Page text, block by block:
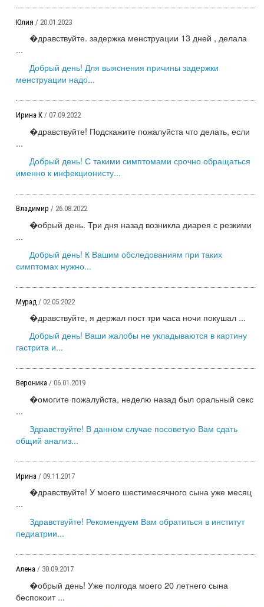
Юлия / 20.01.2023
�дравствуйте. задержка менструации 13 дней , делала
...
Добрый день! Для выяснения причины задержки
менструации надо...
Ирина К / 07.09.2022
�дравствуйте! Подскажите пожалуйста что делать, если
...
Добрый день! С такими симптомами срочно обращаться
именно к инфекционисту...
Владимир / 26.08.2022
�обрый день. Три дня назад возникла диарея с резкими
...
Добрый день! К Вашим обследованиям при таких
симптомах нужно...
Мурад / 02.05.2022
�дравствуйте, я держал пост три часа ночи покушал ...
Добрый день! Ваши жалобы не укладываются в картину
гастрита и...
Вероника / 06.01.2019
�омогите пожалуйста, неделю назад был оральный секс
...
Здравствуйте! В данном случае посоветую Вам сдать
общий анализ...
Ирина / 09.11.2017
�дравствуйте! У моего шестимесячного сына уже месяц
...
Здравствуйте! Рекомендуем Вам обратиться в институт
педиатрии...
Алена / 30.09.2017
�обрый день! Уже полгода моего 20 летнего сына
беспокоит ...